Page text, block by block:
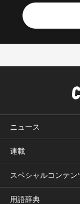
ニュース
連載
スペシャルコンテン
用語辞典